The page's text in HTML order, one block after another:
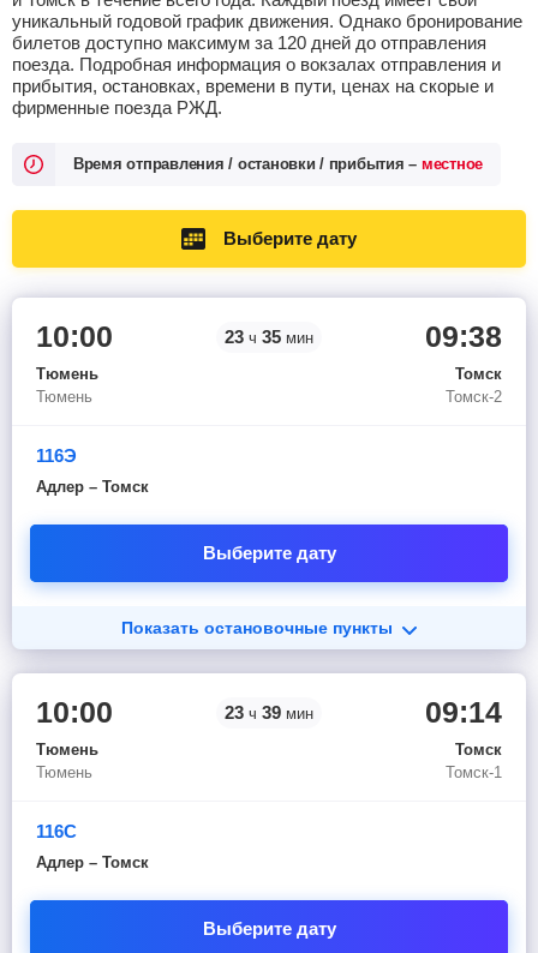
уникальный годовой график движения. Однако бронирование
билетов доступно максимум за 120 дней до отправления
поезда. Подробная информация о вокзалах отправления и
прибытия, остановках, времени в пути, ценах на скорые и
фирменные поезда РЖД.
Время отправления / остановки / прибытия – местное
Выберите дату
10:00
Тюмень
Тюмень
23 ч 35 мин 09:38
Томск
Томск-2
116Э
Адлер – Томск
Выберите дату
Показать остановочные пункты
10:00
Тюмень
Тюмень
23 ч 39 мин 09:14
Томск
Томск-1
116С
Адлер – Томск
Выберите дату